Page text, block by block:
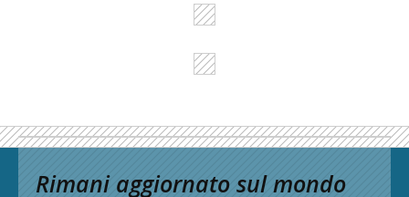
Rimani aggiornato sul mondo